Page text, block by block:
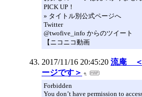
PICK UP！
» タイトル別公式ページへ
Twitter
@twofive_info からのツイート
【ニコニコ動画
2017/11/16 20:45:20 流庵 ＜
ージです＞
Forbidden
You don’t have permission to